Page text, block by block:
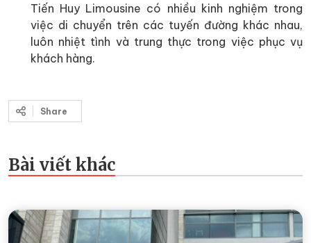
Tiến Huy Limousine có nhiều kinh nghiệm trong
việc di chuyển trên các tuyến đường khác nhau,
luôn nhiệt tình và trung thực trong việc phục vụ
khách hàng.
Share
Bài viết khác